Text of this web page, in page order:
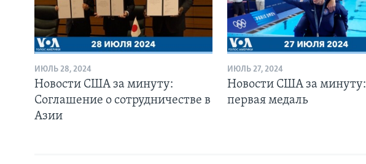
ИЮЛЬ 28, 2024
Новости США за минуту:
Соглашение о сотрудничестве в
Азии
ИЮЛЬ 27, 2024
Новости США за минуту:
первая медаль